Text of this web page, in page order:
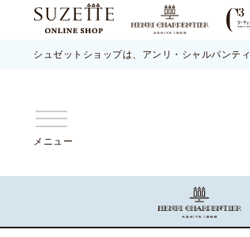
シュゼットショップは、アンリ・シャルパンテ
メニュー